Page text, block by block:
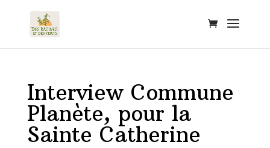
Interview Commune
Planète, pour la
Sainte Catherine